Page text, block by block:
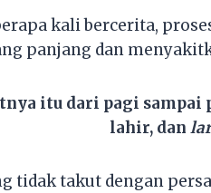
kali bercerita,
panjang dan
itu dari pagi sampai
lahir, dan
tidak takut dengan